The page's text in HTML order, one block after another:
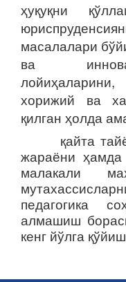
ҳуқуқни
масалалари
ва
хорижий ва
қилган ҳолда
қайта
жараёни
малакали
педагогика
алмашиш
кенг йўлга